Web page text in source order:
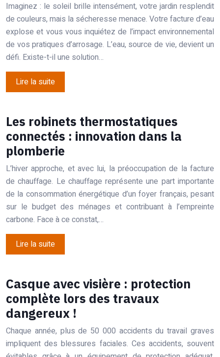
Imaginez : le soleil brille intensément, votre jardin resplendit
de couleurs, mais la sécheresse menace. Votre facture d’eau
explose et vous vous inquiétez de l’impact environnemental
de vos pratiques d’arrosage. L’eau, source de vie, devient un
défi. Existe-t-il une solution…
Lire la suite
Les robinets thermostatiques
connectés : innovation dans la
plomberie
L’hiver approche, et avec lui, la préoccupation de la facture
de chauffage. Le chauffage représente une part importante
de la consommation énergétique d’un foyer français, pesant
sur le budget des ménages et contribuant à l’empreinte
carbone. Face à ce constat,…
Lire la suite
Casque avec visière : protection
complète lors des travaux
dangereux !
Chaque année, plus de 50 000 accidents du travail graves
impliquent des blessures faciales. Ces accidents, souvent